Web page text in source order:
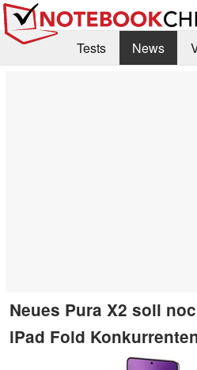
Tests News
Neues Pura X2 soll
iPad Fold